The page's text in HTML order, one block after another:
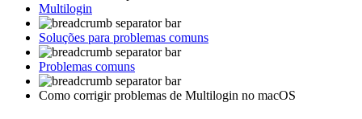
Multilogin
Soluções para problemas comuns
Problemas comuns
Como corrigir problemas de Multilogin no macOS